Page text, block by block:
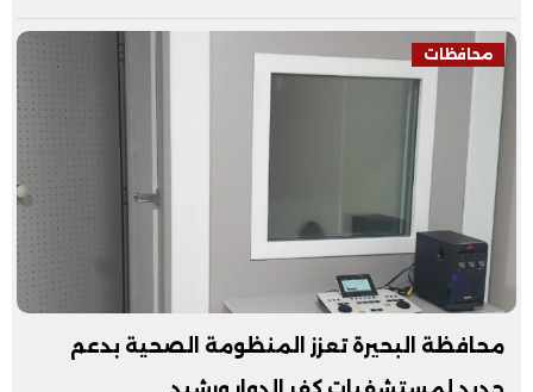
محافظات
محافظة البحيرة تعزز المنظومة الصحية بدعم